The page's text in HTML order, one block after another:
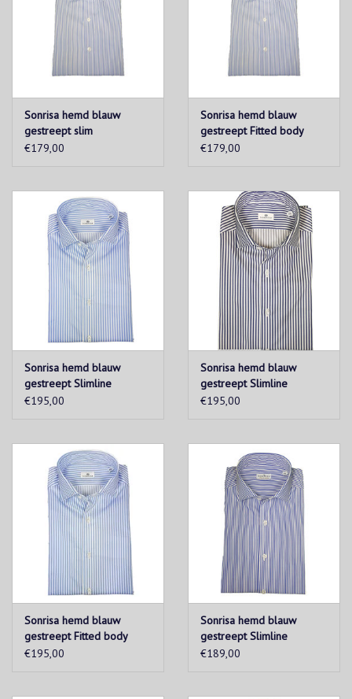
Sonrisa hemd blauw
gestreept slim
€179,00
Sonrisa hemd blauw
gestreept Fitted body
€179,00
Sonrisa hemd blauw
gestreept Slimline
€195,00
Sonrisa hemd blauw
gestreept Slimline
€195,00
Sonrisa hemd blauw
gestreept Fitted body
€195,00
Sonrisa hemd blauw
gestreept Slimline
€189,00